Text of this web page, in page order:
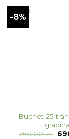
-8%
Buchet 25
gradina
750.00lei